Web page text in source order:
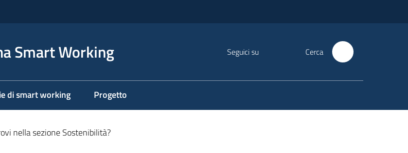
Smart Working Seguici su Cerca
di smart working Progetto
nella sezione Sostenibilità?